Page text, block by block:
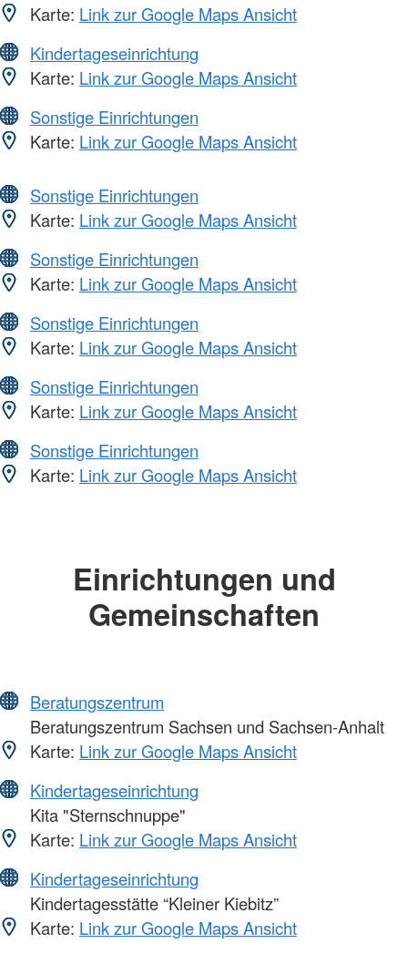
Karte: Link zur Google Maps Ansicht
Kindertageseinrichtung
Karte: Link zur Google Maps Ansicht
Sonstige Einrichtungen
Karte: Link zur Google Maps Ansicht
Sonstige Einrichtungen
Karte: Link zur Google Maps Ansicht
Sonstige Einrichtungen
Karte: Link zur Google Maps Ansicht
Sonstige Einrichtungen
Karte: Link zur Google Maps Ansicht
Sonstige Einrichtungen
Karte: Link zur Google Maps Ansicht
Sonstige Einrichtungen
Karte: Link zur Google Maps Ansicht
Einrichtungen und
Gemeinschaften
Beratungszentrum
Beratungszentrum Sachsen und Sachsen-Anhalt
Karte: Link zur Google Maps Ansicht
Kindertageseinrichtung
Kita "Sternschnuppe"
Karte: Link zur Google Maps Ansicht
Kindertageseinrichtung
Kindertagesstätte “Kleiner Kiebitz”
Karte: Link zur Google Maps Ansicht